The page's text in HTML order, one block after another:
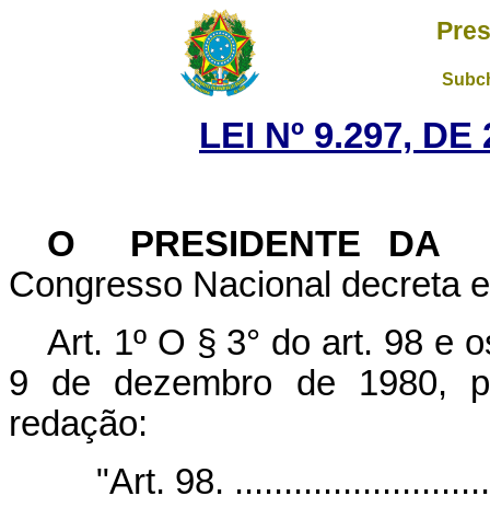
LEI Nº 9.297,
O PRESIDENTE DA
Congresso Nacional decreta
Art. 1º O § 3° do art. 98 e
9 de dezembro de 1980,
redação:
"Art. 98.